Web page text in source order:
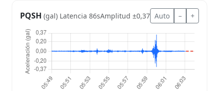
PQSH (gal) Latencia 86sAmplitud ±0,37 Auto – +